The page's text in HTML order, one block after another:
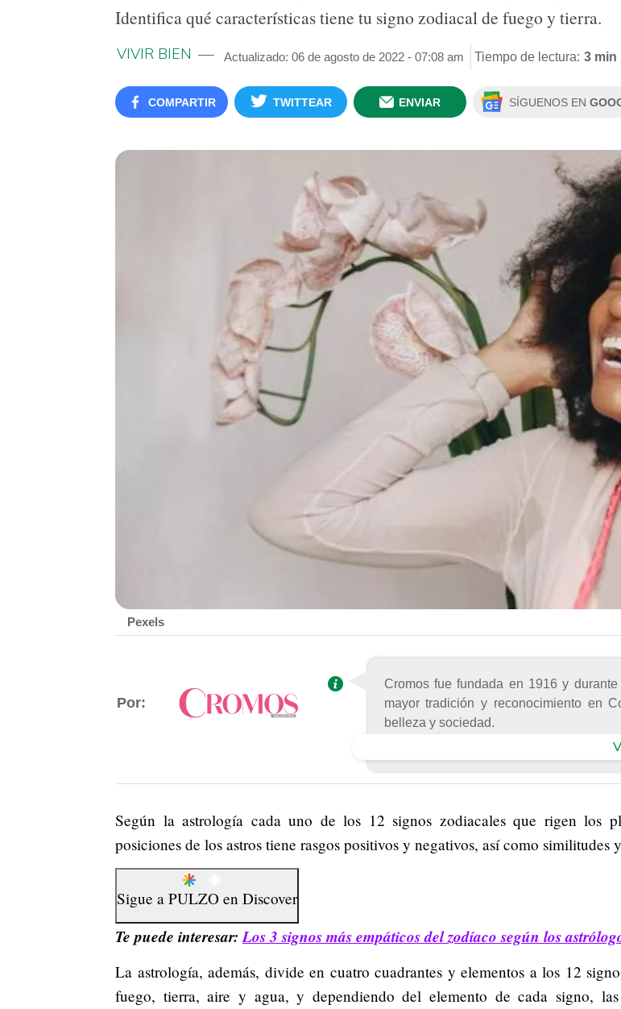
Identifica qué características tiene tu signo zodiacal de fuego y tierra.
VIVIR BIEN Actualizado: 06 de agosto de 2022 - 07:08 am Tiempo de lectura: 3 min
COMPARTIR TWITTEAR ENVIAR SÍGUENOS EN
Pexels
Por:
Cromos fue fundada en 1916 y
mayor tradición y reconocimiento en
belleza y sociedad.
Según la astrología cada uno de los 12 signos zodiacales que rigen los
posiciones de los astros tiene rasgos positivos y negativos, así como similitudes
Sigue a PULZO en Discover
Te puede interesar:Los 3 signos más empáticos del zodíaco según los
La astrología, además, divide en cuatro cuadrantes y elementos a los 12
fuego, tierra, aire y agua, y dependiendo del elemento de cada signo, las